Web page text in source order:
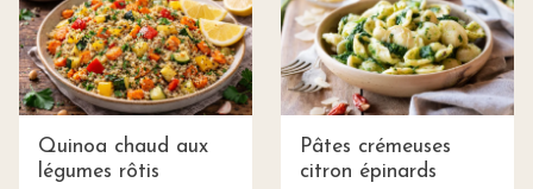
Quinoa chaud aux
légumes rôtis
Pâtes crémeuses
citron épinards